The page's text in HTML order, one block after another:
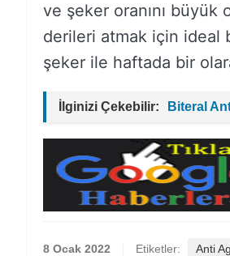
ve şeker oranını büyük
derileri atmak için ideal
şeker ile haftada bir
İlginizi Çekebilir: Biteral
8 Ocak 2022 Etiketler: Anti